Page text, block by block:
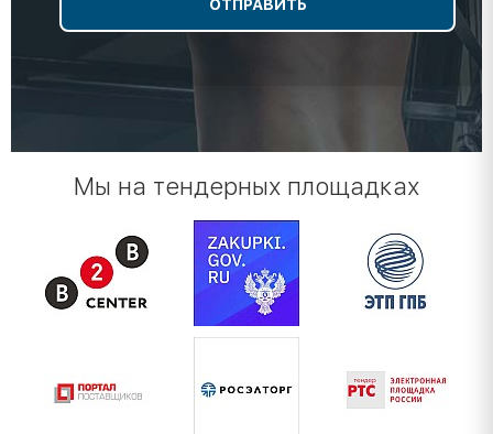
Мы на тендерных площадках